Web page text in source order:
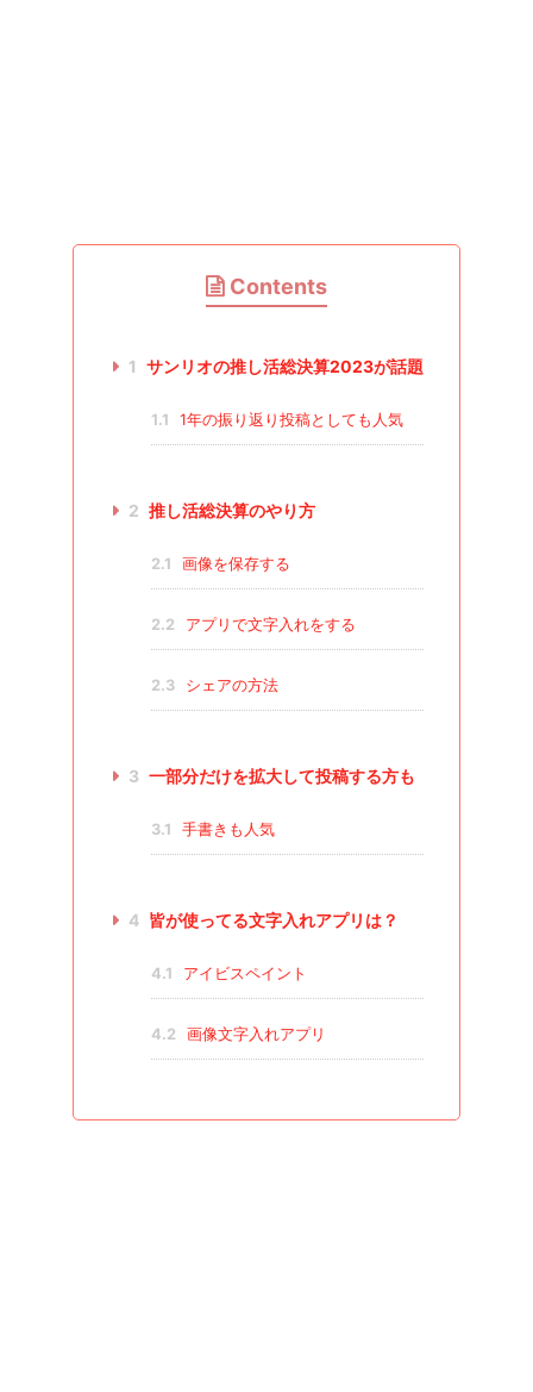
Contents
1 サンリオの推し活総決算2023が話題
1.1 1年の振り返り投稿としても人気
2 推し活総決算のやり方
2.1 画像を保存する
2.2 アプリで文字入れをする
2.3 シェアの方法
3 一部分だけを拡大して投稿する方も
3.1 手書きも人気
4 皆が使ってる文字入れアプリは？
4.1 アイビスペイント
4.2 画像文字入れアプリ